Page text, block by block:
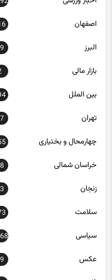
اصفهان
البرز
بازار مالی
بین الملل
تهران
چهارمحال و بختیاری
خراسان شمالی
زنجان
سلامت
سیاسی
عکس
فارس